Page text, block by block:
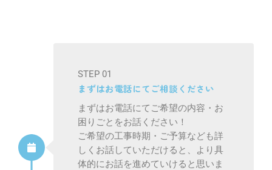
STEP 01
まずはお電話にてご相談ください
まずはお電話にてご希望の内容・お
困りごとをお話ください！
ご希望の工事時期・ご予算なども詳
しくお話していただけると、より具
体的にお話を進めていけると思いま